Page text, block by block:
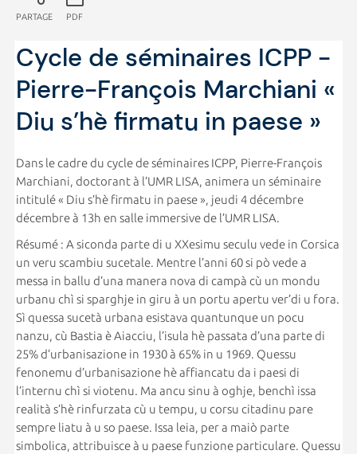
PARTAGE PDF
Cycle de séminaires ICPP -
Pierre-François Marchiani «
Diu s’hè firmatu in paese »
Dans le cadre du cycle de séminaires ICPP, Pierre-François
Marchiani, doctorant à l’UMR LISA, animera un séminaire
intitulé « Diu s’hè firmatu in paese », jeudi 4 décembre
décembre à 13h en salle immersive de l’UMR LISA.
Résumé : A siconda parte di u XXesimu seculu vede in Corsica
un veru scambiu sucetale. Mentre l’anni 60 si pò vede a
messa in ballu d’una manera nova di campà cù un mondu
urbanu chì si sparghje in giru à un portu apertu ver’di u fora.
Sì quessa sucetà urbana esistava quantunque un pocu
nanzu, cù Bastia è Aiacciu, l’isula hè passata d’una parte di
25% d’urbanisazione in 1930 à 65% in u 1969. Quessu
fenonemu d’urbanisazione hè affiancatu da i paesi di
l’internu chì si viotenu. Ma ancu sinu à oghje, benchì issa
realità s’hè rinfurzata cù u tempu, u corsu citadinu pare
sempre liatu à u so paese. Issa leia, per a maiò parte
simbolica, attribuisce à u paese funzione particulare. Quessu